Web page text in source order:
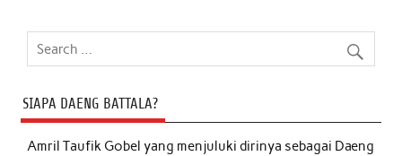
SIAPA DAENG BATTALA?
Amril Taufik Gobelyang menjuluki dirinya sebagai Daeng